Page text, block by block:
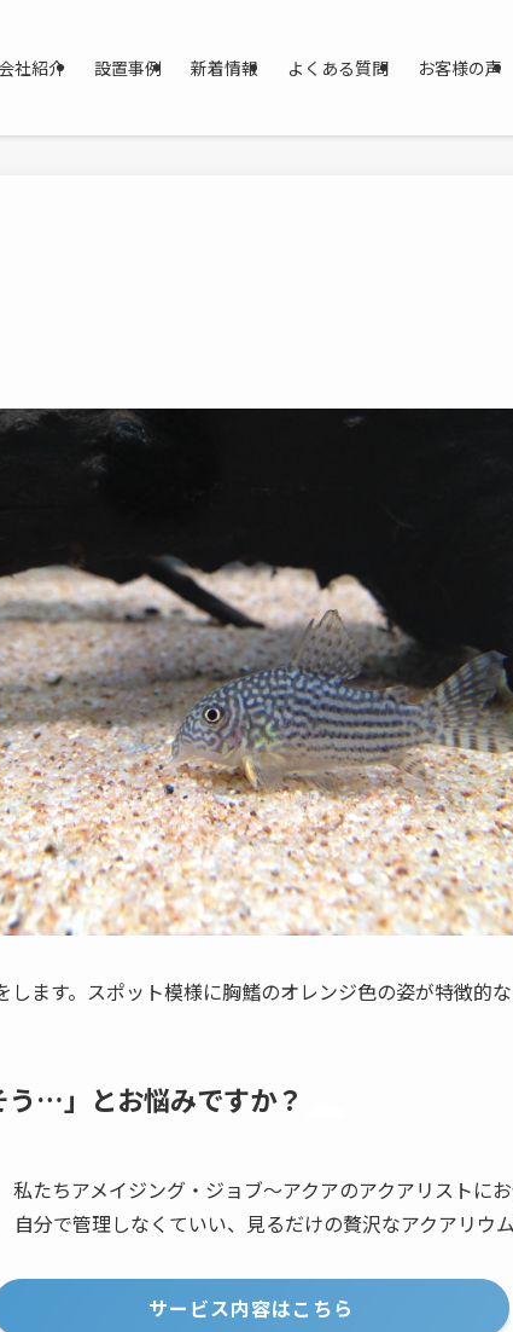
会社紹介 設置事例 新着情報 よくある質問 お客様の声
ます。スポット模様に胸鰭のオレンジ色の姿が特徴的
う…」とお悩みですか？
たちアメイジング・ジョブ～アクアのアクアリストに
分で管理しなくていい、見るだけの贅沢なアクアリウ
サービス内容はこちら